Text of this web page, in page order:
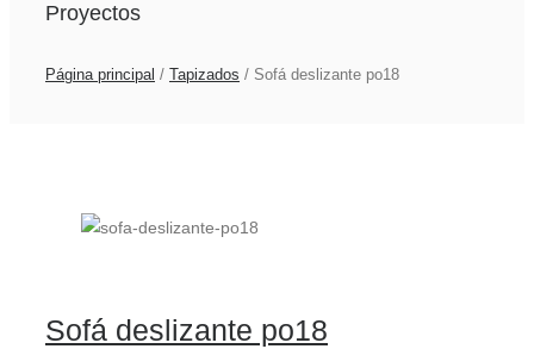
Proyectos
Página principal / Tapizados / Sofá deslizante po18
Sofá deslizante po18